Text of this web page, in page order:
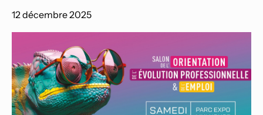
12 décembre 2025